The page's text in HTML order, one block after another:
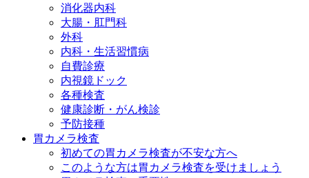
消化器内科
大腸・肛門科
外科
内科・生活習慣病
自費診療
内視鏡ドック
各種検査
健康診断・がん検診
予防接種
胃カメラ検査
初めての胃カメラ検査が不安な方へ
このような方は胃カメラ検査を受けましょう